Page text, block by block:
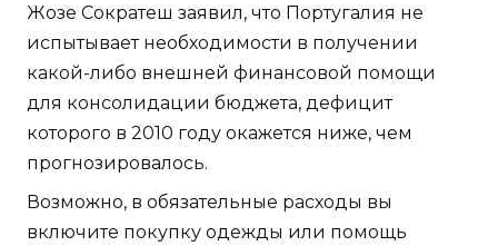
Жозе Сократеш заявил, что Португалия не
испытывает необходимости в получении
какой-либо внешней финансовой помощи
для консолидации бюджета, дефицит
которого в 2010 году окажется ниже, чем
прогнозировалось.
Возможно, в обязательные расходы вы
включите покупку одежды или помощь